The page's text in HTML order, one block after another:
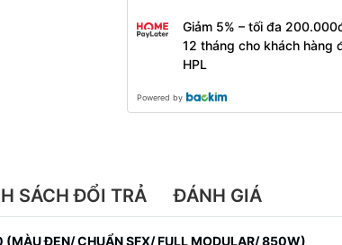
Giảm 5% – tối đa
12 tháng cho khách hàng
HPL
Powered by
SÁCH ĐỔI TRẢ ĐÁNH GIÁ
(MÀU ĐEN/ CHUẨN SFX/ FULL MODULAR/ 850W)